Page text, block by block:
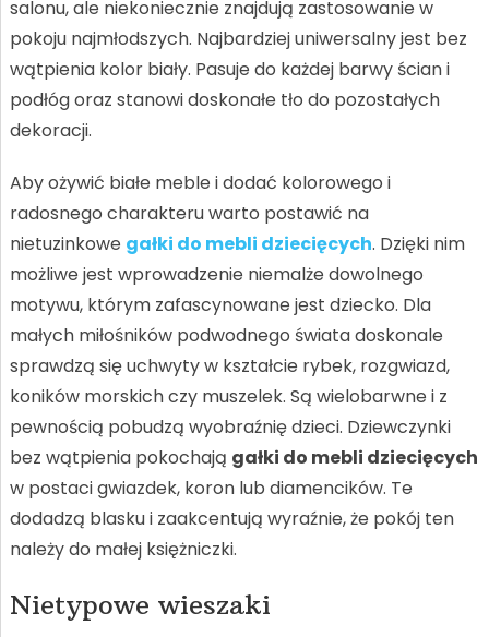
salonu, ale niekoniecznie znajdują zastosowanie w
pokoju najmłodszych. Najbardziej uniwersalny jest bez
wątpienia kolor biały. Pasuje do każdej barwy ścian i
podłóg oraz stanowi doskonałe tło do pozostałych
dekoracji.
Aby ożywić białe meble i dodać kolorowego i
radosnego charakteru warto postawić na
nietuzinkowe gałki do mebli dziecięcych. Dzięki nim
możliwe jest wprowadzenie niemalże dowolnego
motywu, którym zafascynowane jest dziecko. Dla
małych miłośników podwodnego świata doskonale
sprawdzą się uchwyty w kształcie rybek, rozgwiazd,
koników morskich czy muszelek. Są wielobarwne i z
pewnością pobudzą wyobraźnię dzieci. Dziewczynki
bez wątpienia pokochają gałki do mebli dziecięcych
w postaci gwiazdek, koron lub diamencików. Te
dodadzą blasku i zaakcentują wyraźnie, że pokój ten
należy do małej księżniczki.
Nietypowe wieszaki